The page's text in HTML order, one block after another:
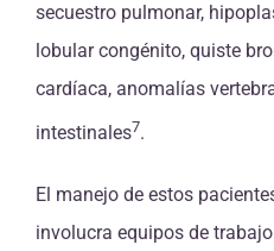
secuestro pulmonar,
lobular congénito, quiste
cardíaca, anomalías
intestinales7.
El manejo de estos
involucra equipos de